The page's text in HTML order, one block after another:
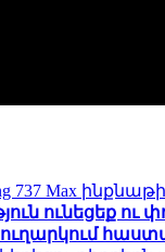
737 Max
ունեցեք ու
ուղարկում